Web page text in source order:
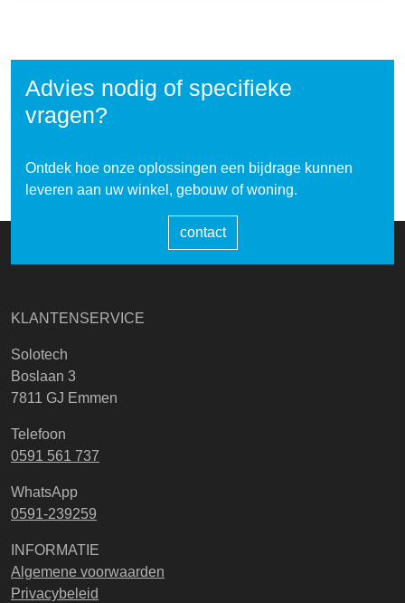
Advies nodig of specifieke
vragen?
Ontdek hoe onze oplossingen een bijdrage kunnen
leveren aan uw winkel, gebouw of woning.
contact
KLANTENSERVICE
Solotech
Boslaan 3
7811 GJ Emmen
Telefoon
0591 561 737
WhatsApp
0591-239259
INFORMATIE
Algemene voorwaarden
Privacybeleid